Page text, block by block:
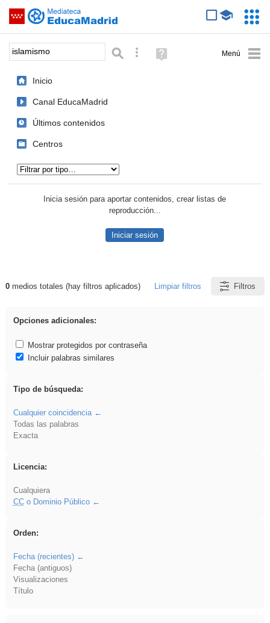
Saltar navegación
Palabra o frase: Búsqueda avanzada
Ayuda
(en
Inicio
Canal EducaMadrid
Últimos contenidos
Centros
Inicia sesión para aportar contenidos, crear listas de
reproducción...
Iniciar sesión
Resultados de: islamismo
0medios totales (hay filtros aplicados) Limpiar filtros Filtros
Opciones adicionales:
Mostrar protegidos por contraseña
Incluir palabras similares
Tipo de búsqueda:
Cualquier coincidencia
Todas las palabras
Exacta
Licencia:
Cualquiera
CCo Dominio Público
Orden:
Fecha (recientes)
Fecha (antiguos)
Visualizaciones
Título